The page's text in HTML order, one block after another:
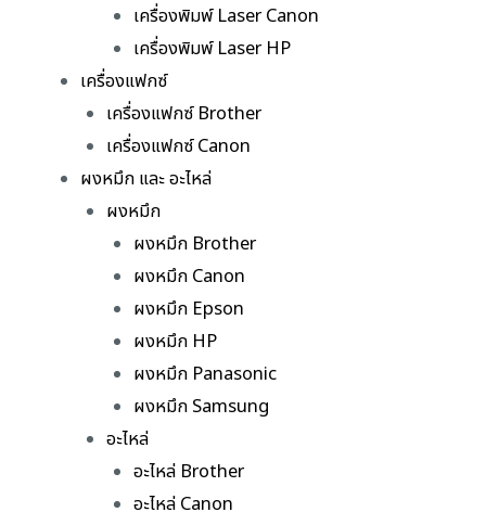
เครื่องพิมพ์ Laser Canon
เครื่องพิมพ์ Laser HP
เครื่องแฟกซ์
เครื่องแฟกซ์ Brother
เครื่องแฟกซ์ Canon
ผงหมึก และ อะไหล่
ผงหมึก
ผงหมึก Brother
ผงหมึก Canon
ผงหมึก Epson
ผงหมึก HP
ผงหมึก Panasonic
ผงหมึก Samsung
อะไหล่
อะไหล่ Brother
อะไหล่ Canon